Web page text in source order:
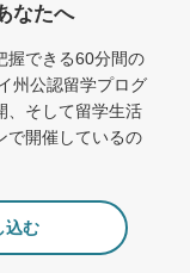
なたへ
握できる60分間の
州公認留学プログ
、そして留学生活
で開催しているの
込む